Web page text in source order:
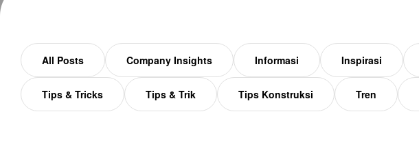
All Posts Company Insights Informasi Inspirasi
Tips & Tricks Tips & Trik Tips Konstruksi Tren